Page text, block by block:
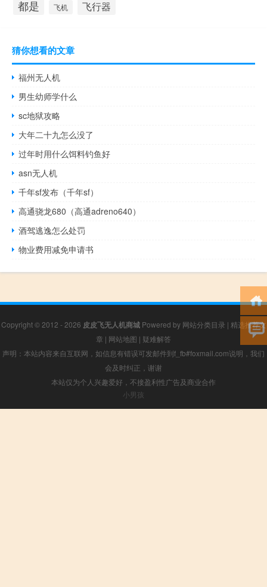
都是 飞机 飞行器
猜你想看的文章
福州无人机
男生幼师学什么
sc地狱攻略
大年二十九怎么没了
过年时用什么饵料钓鱼好
asn无人机
千年sf发布（千年sf）
高通骁龙680（高通adreno640）
酒驾逃逸怎么处罚
物业费用减免申请书
Copyright © 2012 - 2026 皮皮飞无人机商城Powered by 网站分类目录 | 精选推荐文
章 | 网站地图 | 疑难解答
声明：本站内容来自互联网，如信息有错误可发邮件到f_fb#foxmail.com说明，我们
会及时纠正，谢谢
本站仅为个人兴趣爱好，不接盈利性广告及商业合作
小男孩